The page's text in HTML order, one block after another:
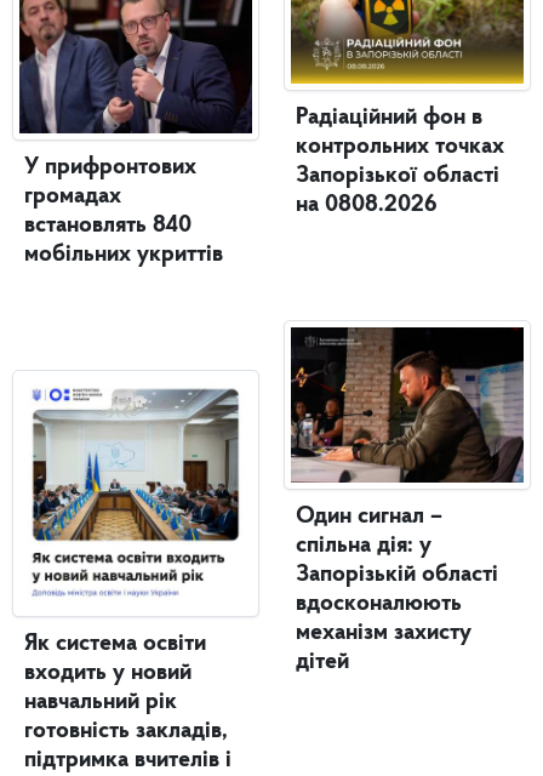
У прифронтових
громадах
встановлять 840
мобільних укриттів
Як система освіти
входить у новий
навчальний рік
готовність закладів,
підтримка вчителів і
Радіаційний фон в
контрольних точках
Запорізької області
на 0808.2026
Один сигнал –
спільна дія: у
Запорізькій області
вдосконалюють
механізм захисту
дітей